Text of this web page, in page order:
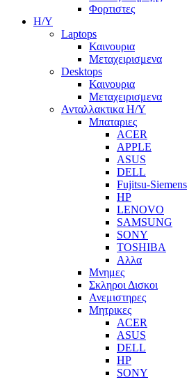
Φορτιστες
Η/Υ
Laptops
Καινουρια
Μεταχειρισμενα
Desktops
Καινουρια
Μεταχειρισμενα
Ανταλλακτικα H/Y
Μπαταριες
ACER
APPLE
ASUS
DELL
Fujitsu-Siemens
HP
LENOVO
SAMSUNG
SONY
TOSHIBA
Αλλα
Μνημες
Σκληροι Δισκοι
Ανεμιστηρες
Μητρικες
ACER
ASUS
DELL
HP
SONY